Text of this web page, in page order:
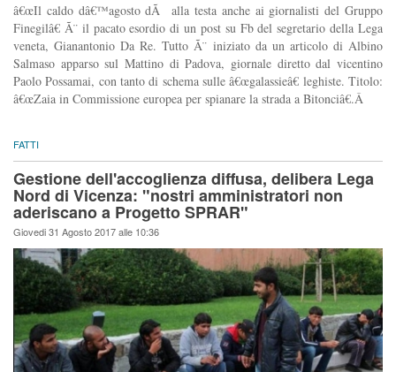
â€œIl caldo dâ€™agosto dÃ alla testa anche ai giornalisti del Gruppo
Finegilâ€ Ã¨ il pacato esordio di un post su Fb del segretario della Lega
veneta, Gianantonio Da Re. Tutto Ã¨ iniziato da un articolo di Albino
Salmaso apparso sul Mattino di Padova, giornale diretto dal vicentino
Paolo Possamai, con tanto di schema sulle â€œgalassieâ€ leghiste. Titolo:
â€œZaia in Commissione europea per spianare la strada a Bitonciâ€.Â
FATTI
Gestione dell'accoglienza diffusa, delibera Lega
Nord di Vicenza: "nostri amministratori non
aderiscano a Progetto SPRAR"
Giovedi 31 Agosto 2017 alle 10:36